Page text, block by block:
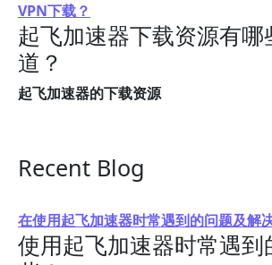
VPN下载？
起飞加速器下载资源有哪
道？
起飞加速器的下载资源
Recent Blog
在使用起飞加速器时常遇到的问题及解
使用起飞加速器时常遇到